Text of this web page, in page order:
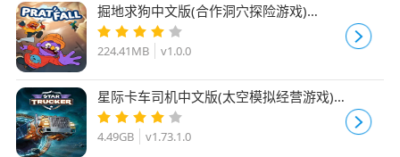
掘地求狗中文版(合作洞穴探险游戏)
Pratfall v1.0.0 免安装版
224.41MB v1.0.0
星际卡车司机中文版(太空模拟经营游戏)
Star Trucker v1.73.1.0 免安装版
4.49GB v1.73.1.0